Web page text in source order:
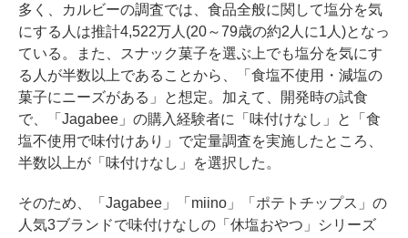
多く、カルビーの調査では、食品全般に関して塩分を気
にする人は推計4,522万人(20～79歳の約2人に1人)となっ
ている。また、スナック菓子を選ぶ上でも塩分を気にす
る人が半数以上であることから、「食塩不使用・減塩の
菓子にニーズがある」と想定。加えて、開発時の試食
で、「Jagabee」の購入経験者に「味付けなし」と「食
塩不使用で味付けあり」で定量調査を実施したところ、
半数以上が「味付けなし」を選択した。
そのため、「Jagabee」「miino」「ポテトチップス」の
人気3ブランドで味付けなしの「休塩おやつ」シリーズ